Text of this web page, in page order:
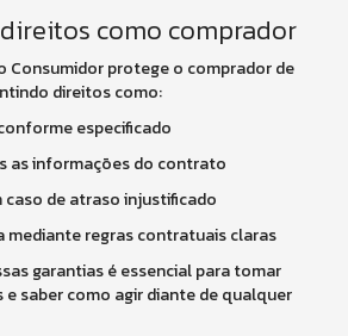
como comprador
Consumidor protege o comprador de
direitos como:
especificado
as informações do contrato
caso de atraso injustificado
mediante regras contratuais claras
garantias é essencial para tomar
e saber como agir diante de qualquer